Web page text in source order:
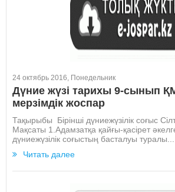
24 октябрь 2016, Понедельник
Дүние жүзі тарихы 9-сынып
мерзімдік жоспар
Тақырыбы Бірінші дүниежүзілік соғыс
Мақсаты 1.Адамзатқа қайғы-қасірет
дүниежүзілік соғыстың басталуы туралы...
Читать далее